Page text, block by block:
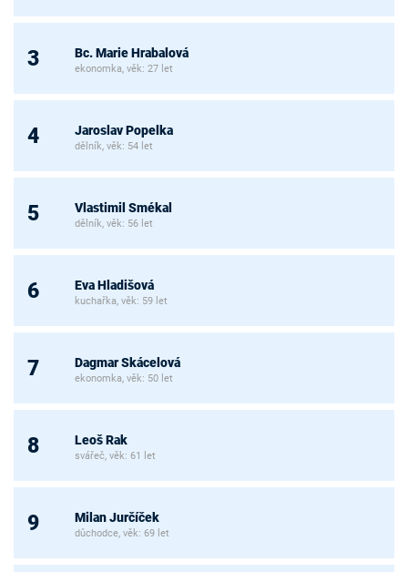
3 Bc. Marie Hrabalová
ekonomka, věk: 27 let
4 Jaroslav Popelka
dělník, věk: 54 let
5 Vlastimil Smékal
dělník, věk: 56 let
6 Eva Hladišová
kuchařka, věk: 59 let
7 Dagmar Skácelová
ekonomka, věk: 50 let
8 Leoš Rak
svářeč, věk: 61 let
9 Milan Jurčíček
důchodce, věk: 69 let